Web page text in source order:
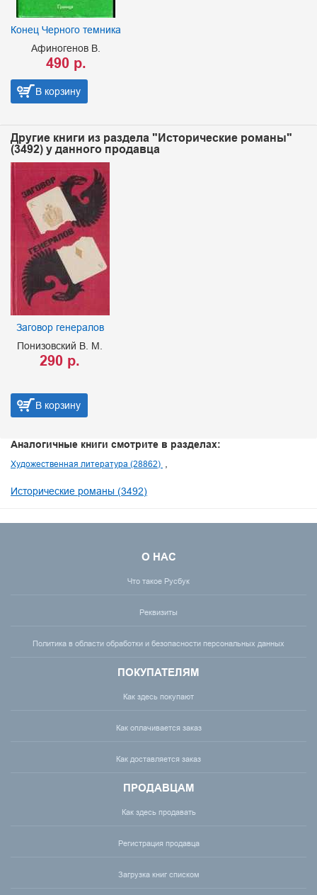
Конец Черного темника
Афиногенов В.
490 р.
В корзину
Другие книги из раздела "Исторические романы"
(3492) у данного продавца
Заговор генералов
Понизовский В. М.
290 р.
В корзину
Аналогичные книги смотрите в разделах:
Художественная литература (28862)
Исторические романы (3492)
О НАС
Что такое Русбук
Реквизиты
Политика в области обработки и безопасности персональных данных
ПОКУПАТЕЛЯМ
Как здесь покупают
Как оплачивается заказ
Как доставляется заказ
ПРОДАВЦАМ
Как здесь продавать
Регистрация продавца
Загрузка книг списком